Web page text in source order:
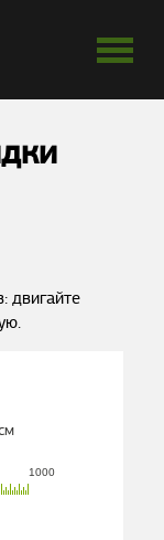
двигайте
1000